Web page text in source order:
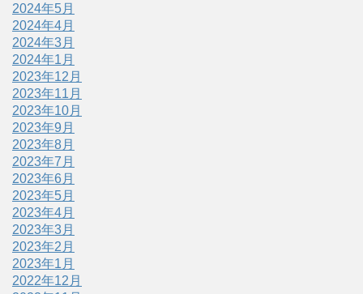
2024年5月
2024年4月
2024年3月
2024年1月
2023年12月
2023年11月
2023年10月
2023年9月
2023年8月
2023年7月
2023年6月
2023年5月
2023年4月
2023年3月
2023年2月
2023年1月
2022年12月